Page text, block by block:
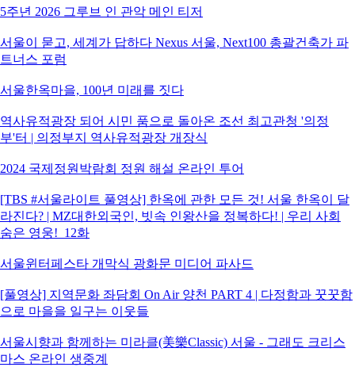
5주년 2026 그루브 인 관악 메인 티저
서울이 묻고, 세계가 답하다 Nexus 서울, Next100 총괄건축가 파
트너스 포럼
서울한옥마을, 100년 미래를 짓다
역사유적광장 되어 시민 품으로 돌아온 조선 최고관청 '의정
부'터 | 의정부지 역사유적광장 개장식
2024 국제정원박람회 정원 해설 온라인 투어
[TBS #서울라이트 풀영상] 한옥에 관한 모든 것! 서울 한옥이 달
라진다? | MZ대한외국인, 빗속 인왕산을 정복하다! | 우리 사회
숨은 영웅!_12화
서울윈터페스타 개막식 광화문 미디어 파사드
[풀영상] 지역문화 좌담회 On Air 양천 PART 4 | 다정함과 꿋꿋함
으로 마을을 일구는 이웃들
서울시향과 함께하는 미라클(美樂Classic) 서울 - 그래도 크리스
마스 온라인 생중계